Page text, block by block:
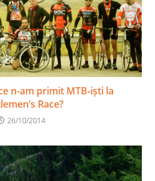
n-am primit MTB-iști la
Race?
26/10/2014